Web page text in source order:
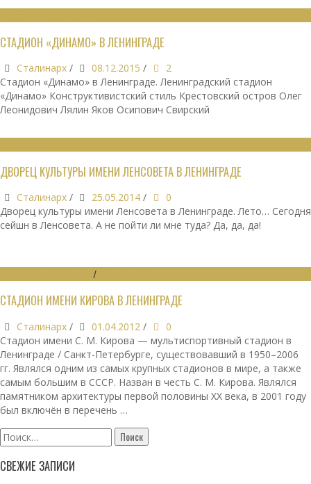
СТАДИОН «ДИНАМО» В ЛЕНИНГРАДЕ
Сталинарх / 08.12.2015 /
2
Стадион «Динамо» в Ленинграде. Ленинградский стадион
«Динамо» Конструктивистский стиль Крестовский остров Олег
Леонидович Лялин Яков Осипович Свирский
ДВОРЕЦ КУЛЬТУРЫ ИМЕНИ ЛЕНСОВЕТА В ЛЕНИНГРАДЕ
Сталинарх / 25.05.2014 /
0
Дворец культуры имени Ленсовета в Ленинграде. Лето… Сегодня
сейшн в Ленсовета. А не пойти ли мне туда? Да, да, да!
/
СТАДИОН ИМЕНИ КИРОВА В ЛЕНИНГРАДЕ
Сталинарх / 01.04.2012 /
0
Стадион имени С. М. Кирова — мультиспортивный стадион в
Ленинграде / Санкт-Петербурге, существовавший в 1950–2006
гг. Являлся одним из самых крупных стадионов в мире, а также
самым большим в СССР. Назван в честь С. М. Кирова. Являлся
памятником архитектуры первой половины XX века, в 2001 году
был включён в перечень …
Найти:
СВЕЖИЕ ЗАПИСИ